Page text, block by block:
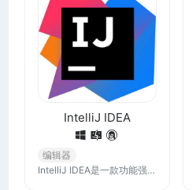
IntelliJ IDEA
编辑器
IntelliJ IDEA是一款功能强大且功能多样的IDE，支持Java、Kotlin和其他语言和框架，快来下载最新版本并享受AI功能。